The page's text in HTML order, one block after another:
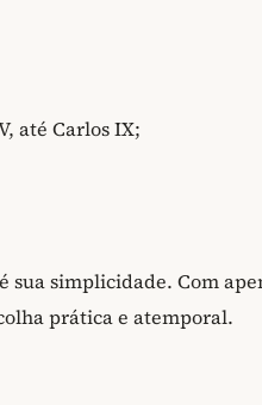
até Carlos IX;
simplicidade. Com
prática e atemporal.